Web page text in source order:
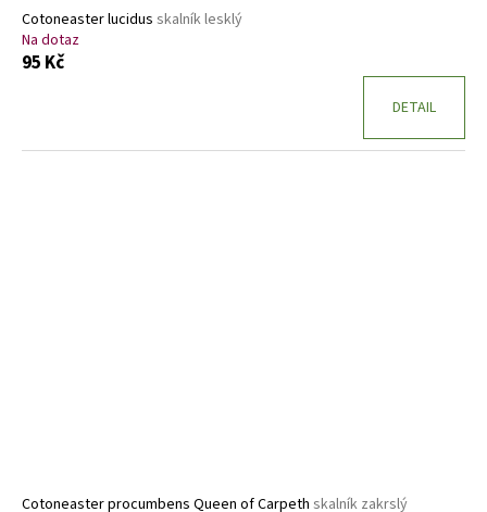
Cotoneaster lucidus skalník lesklý
Na dotaz
95 Kč
DETAIL
Cotoneaster procumbens Queen of Carpeth skalník zakrslý